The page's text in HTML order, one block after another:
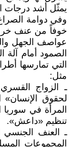
يمثّل أشد درجات
وفي دوامة
خوفاً من عنف
عواصف الجهل
الصمود أمام
التي تمارسها
مثل:
ـ الزواج
لحقوق
تنظيم «داعش».
ـ العنف
المجموعات